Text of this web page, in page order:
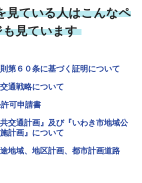
見ている人はこんなペ
も見ています
第６０条に基づく証明について
通戦略について
可申請書
共交通計画』及び『いわき市地域公
計画』について
地域、地区計画、都市計画道路